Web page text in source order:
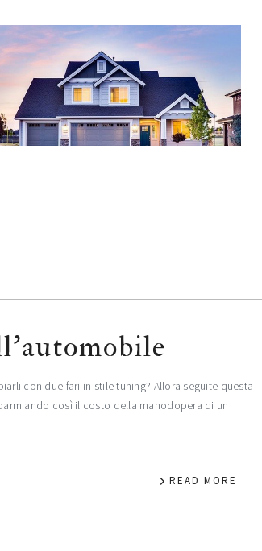
con due fari in stile tuning? Allora seguite questa
così il costo della manodopera di un
READ MORE